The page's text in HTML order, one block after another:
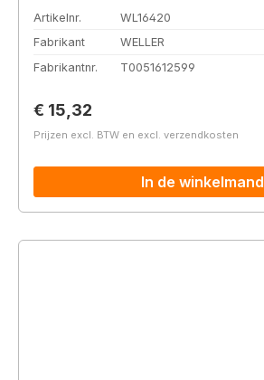
Artikelnr.
WL16420
Fabrikant
WELLER
Fabrikantnr.
T0051612599
Normale prijs:
€ 15,32
Prijzen excl. BTW en excl. verzendkosten
In de winkelmand